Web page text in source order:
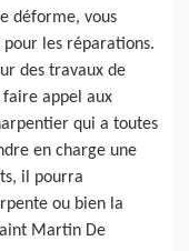
déforme, vous
les réparations.
des travaux de
appel aux
qui a toutes
en charge une
il pourra
ou bien la
Martin De